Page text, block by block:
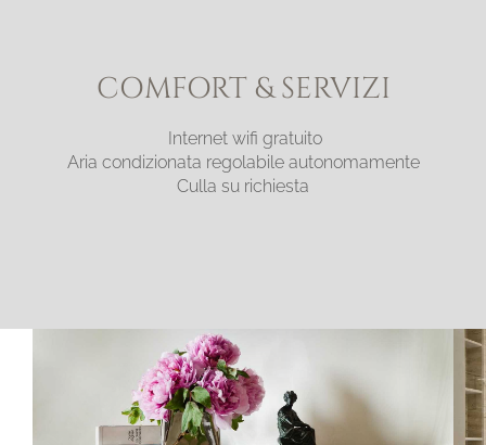
COMFORT & SERVIZI
Internet wifi gratuito
Aria condizionata regolabile autonomamente
Culla su richiesta